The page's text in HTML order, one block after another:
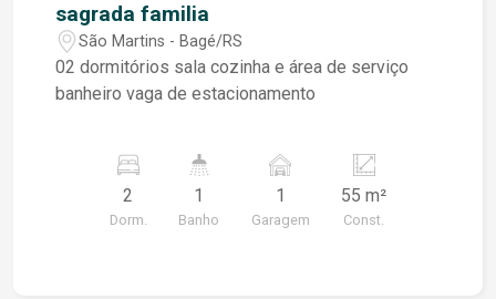
sagrada familia
São Martins - Bagé/RS
02 dormitórios sala cozinha e área de serviço
banheiro vaga de estacionamento
2
Dorm.
1
Banho
1
Garagem
55 m²
Const.